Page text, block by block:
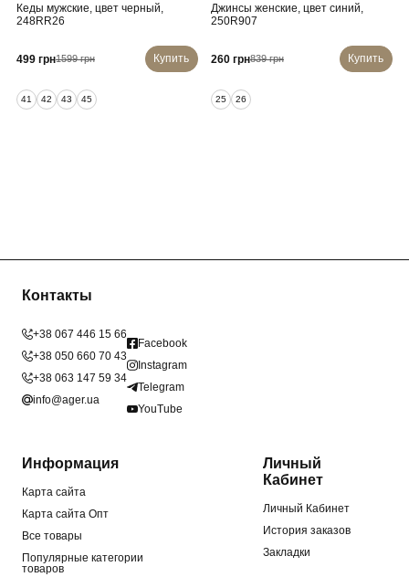
Кеды мужские, цвет черный,
248RR26
499 грн1599 грн Купить
41 42 43 45
Джинсы женские, цвет синий,
250R907
260 грн839 грн Купить
25 26
Контакты
+38 067 446 15 66
+38 050 660 70 43
+38 063 147 59 34
info@ager.ua
Facebook
Instagram
Telegram
YouTube
Информация
Карта сайта
Карта сайта Опт
Все товары
Популярные категории
товаров
Личный
Кабинет
Личный Кабинет
История заказов
Закладки